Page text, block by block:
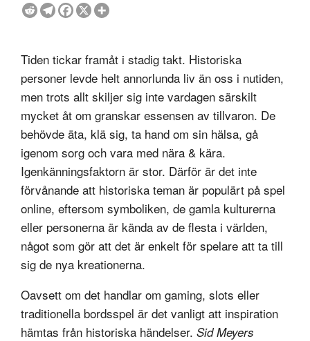
Tiden tickar framåt i stadig takt. Historiska
personer levde helt annorlunda liv än oss i nutiden,
men trots allt skiljer sig inte vardagen särskilt
mycket åt om granskar essensen av tillvaron. De
behövde äta, klä sig, ta hand om sin hälsa, gå
igenom sorg och vara med nära & kära.
Igenkänningsfaktorn är stor. Därför är det inte
förvånande att historiska teman är populärt på spel
online, eftersom symboliken, de gamla kulturerna
eller personerna är kända av de flesta i världen,
något som gör att det är enkelt för spelare att ta till
sig de nya kreationerna.
Oavsett om det handlar om gaming, slots eller
traditionella bordsspel är det vanligt att inspiration
hämtas från historiska händelser. Sid Meyers